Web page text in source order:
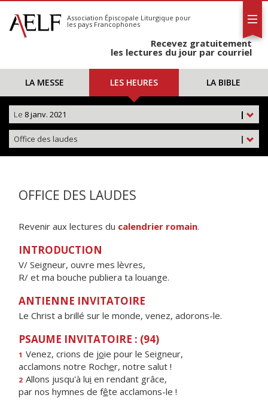
S'abonner
Calendrier
Association Épiscopale Liturgique pour
les pays Francophones
Recevez gratuitement
les lectures du jour par courriel
LA MESSE LES HEURES LA BIBLE
|
Le 8 janv. 2021
|
Office des laudes
OFFICE DES LAUDES
Revenir aux lectures du calendrier romain.
INTRODUCTION
V/ Seigneur, ouvre mes lèvres,
R/ et ma bouche publiera ta louange.
ANTIENNE INVITATOIRE
Le Christ a brillé sur le monde, venez, adorons-le.
PSAUME INVITATOIRE : (94)
1 Venez, crions de joie pour le Seigneur,
acclamons notre Rocher, notre salut !
2 Allons jusqu'à lui en rendant grâce,
par nos hymnes de fête acclamons-le !